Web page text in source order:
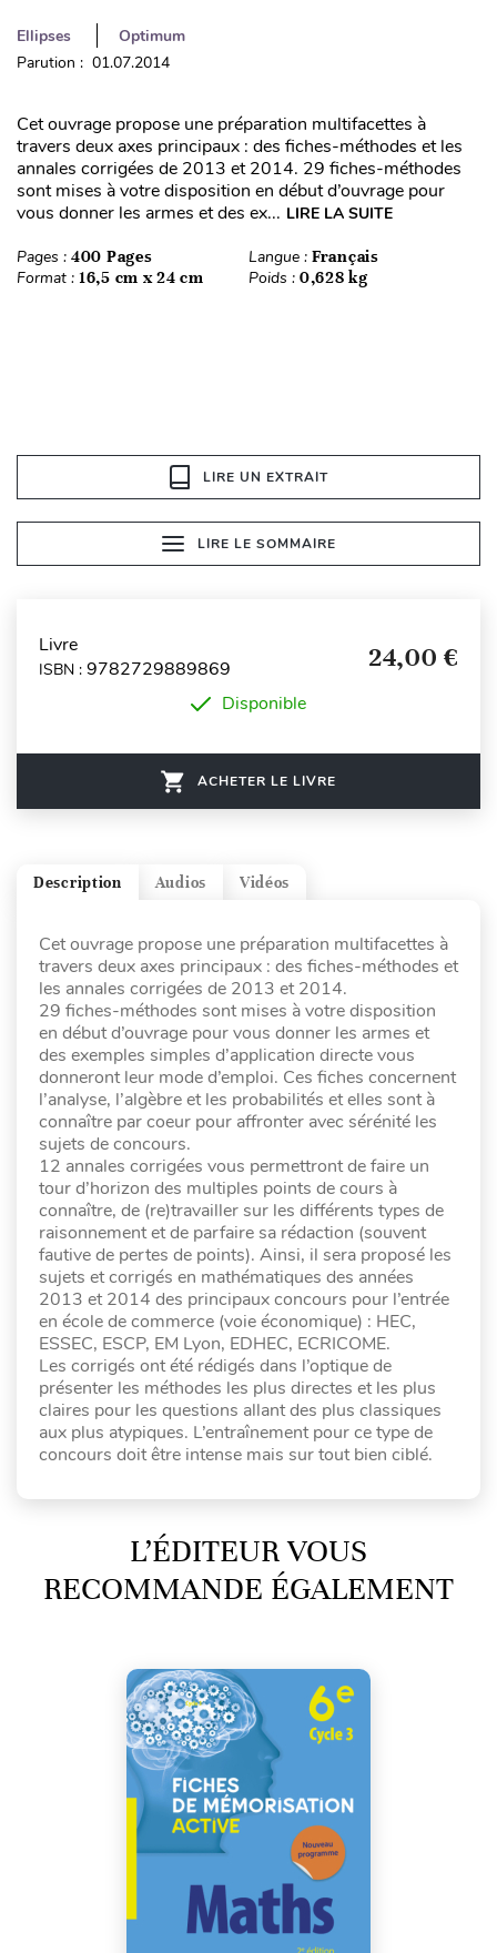
Ellipses
Optimum
Parution : 01.07.2014
Cet ouvrage propose une préparation multifacettes à
travers deux axes principaux : des fiches-méthodes et les
annales corrigées de 2013 et 2014. 29 fiches-méthodes
sont mises à votre disposition en début d’ouvrage pour
vous donner les armes et des ex... LIRE LA SUITE
Pages : 400 Pages Langue : Français
Format : 16,5 cm x 24 cm Poids : 0,628 kg
LIRE UN EXTRAIT
LIRE LE SOMMAIRE
Livre
ISBN : 9782729889869 24,00 €
Disponible
ACHETER LE LIVRE
Vidéos
Audios
Description
Cet ouvrage propose une préparation multifacettes à
travers deux axes principaux : des fiches-méthodes et
les annales corrigées de 2013 et 2014.
29 fiches-méthodes sont mises à votre disposition
en début d’ouvrage pour vous donner les armes et
des exemples simples d’application directe vous
donneront leur mode d’emploi. Ces fiches concernent
l’analyse, l’algèbre et les probabilités et elles sont à
connaître par coeur pour affronter avec sérénité les
sujets de concours.
12 annales corrigées vous permettront de faire un
tour d’horizon des multiples points de cours à
connaître, de (re)travailler sur les différents types de
raisonnement et de parfaire sa rédaction (souvent
fautive de pertes de points). Ainsi, il sera proposé les
sujets et corrigés en mathématiques des années
2013 et 2014 des principaux concours pour l’entrée
en école de commerce (voie économique) : HEC,
ESSEC, ESCP, EM Lyon, EDHEC, ECRICOME.
Les corrigés ont été rédigés dans l’optique de
présenter les méthodes les plus directes et les plus
claires pour les questions allant des plus classiques
aux plus atypiques. L’entraînement pour ce type de
concours doit être intense mais sur tout bien ciblé.
L’ÉDITEUR VOUS
RECOMMANDE ÉGALEMENT